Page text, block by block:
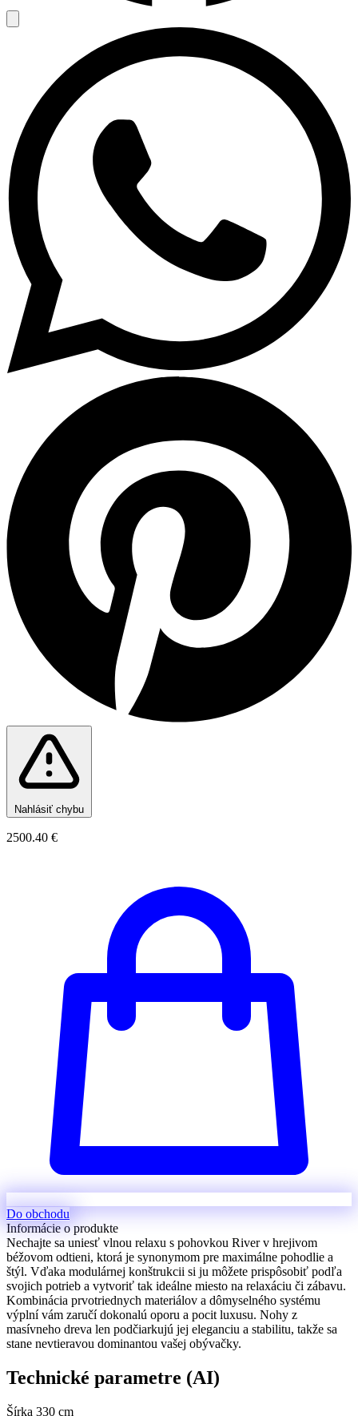
Nahlásiť chybu
2500.40 €
Do obchodu
Informácie o produkte
Nechajte sa uniesť vlnou relaxu s pohovkou River v hrejivom
béžovom odtieni, ktorá je synonymom pre maximálne pohodlie a
štýl. Vďaka modulárnej konštrukcii si ju môžete prispôsobiť podľa
svojich potrieb a vytvoriť tak ideálne miesto na relaxáciu či zábavu.
Kombinácia prvotriednych materiálov a dômyselného systému
výplní vám zaručí dokonalú oporu a pocit luxusu. Nohy z
masívneho dreva len podčiarkujú jej eleganciu a stabilitu, takže sa
stane nevtieravou dominantou vašej obývačky.
Technické parametre (AI)
Šírka 330 cm